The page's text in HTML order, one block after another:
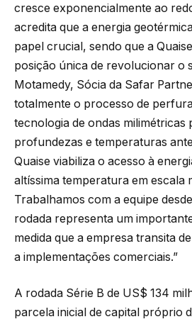
cresce exponencialmente ao
acredita que a energia
papel crucial, sendo que a
posição única de revolucionar o
Motamedy, Sócia da Safar
totalmente o processo de
tecnologia de ondas milimétricas
profundezas e temperaturas
Quaise viabiliza o acesso à
altíssima temperatura em escala
Trabalhamos com a equipe
rodada representa um
medida que a empresa transita
a implementações comerciais.”
A rodada Série B de US$ 134
parcela inicial de capital próprio